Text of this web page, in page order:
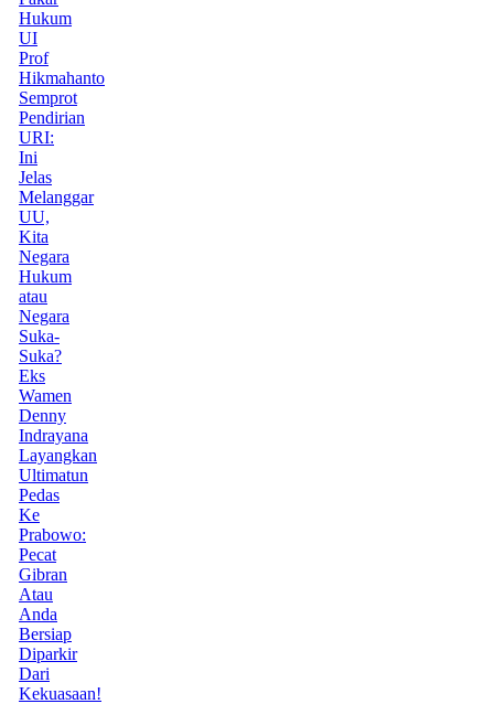
Hukum
UI
Prof
Hikmahanto
Semprot
Pendirian
URI:
Ini
Jelas
Melanggar
UU,
Kita
Negara
Hukum
atau
Negara
Suka-
Suka?
Eks
Wamen
Denny
Indrayana
Layangkan
Ultimatun
Pedas
Ke
Prabowo:
Pecat
Gibran
Atau
Anda
Bersiap
Diparkir
Dari
Kekuasaan!